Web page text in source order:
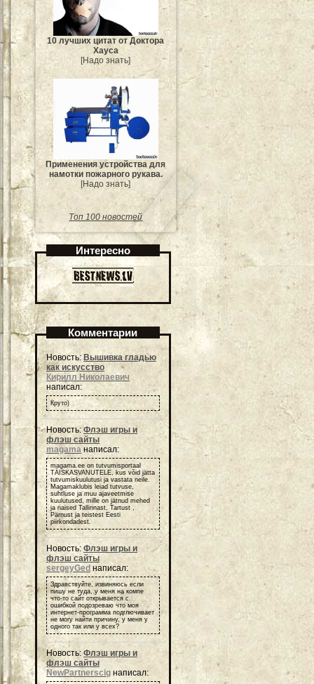
10 лучших цитат от Доктора
Хауса
[Надо знать]
Применения устройства для
намотки пожарного рукава.
[Надо знать]
Топ 100 новостей
Интересно
Комментарии
Новость:Вышивка гладью
как искусство
Кирилл Николаевич
написал:
Круто)
Новость: Флэш игры и
флэш сайты
magamaнаписал:
magama.ee on tutvumisportaal
TÄISKASVANUTELE, kus võid jätta
tutvumiskuulutusi ja vastata neile.
Magamaklubis leiad tutvuse,
suhtluse ja muu ajaveetmise
kuulutused, mille on jätnud mehed
ja naised Tallinnast, Tartust ,
Pärnust ja teistest Eesti
piirkondadest.
Новость: Флэш игры и
флэш сайты
sergeyGed написал:
Здравствуйте, извиняюсь если
пишу не туда, у меня на компе
что-то сайт открывается с
ошибкой подозреваю что моя
интернет-программа подглючивает
не могу найти причину, у меня у
одного так или у всех?
Новость: Флэш игры и
флэш сайты
NewPartnerscig написал: